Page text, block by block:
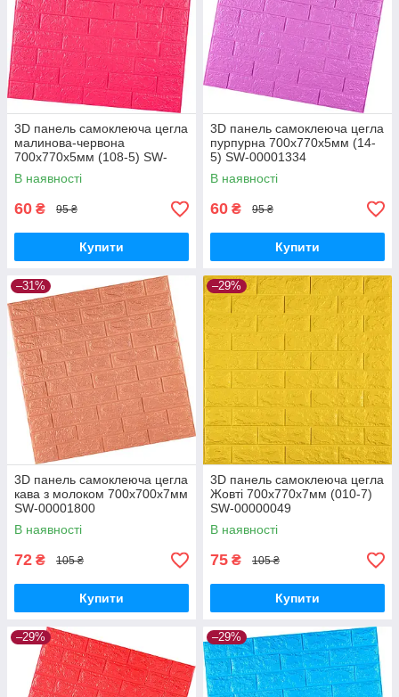
3D панель самоклеюча цегла
малинова-червона
700х770х5мм (108-5) SW-
00001364
В наявності
60 ₴ 95 ₴
Купити
3D панель самоклеюча цегла
пурпурна 700х770х5мм (14-
5) SW-00001334
В наявності
60 ₴ 95 ₴
Купити
–31%
3D панель самоклеюча цегла
кава з молоком 700x700x7мм
SW-00001800
В наявності
72 ₴ 105 ₴
Купити
–29%
3D панель самоклеюча цегла
Жовті 700х770х7мм (010-7)
SW-00000049
В наявності
75 ₴ 105 ₴
Купити
–29% –29%